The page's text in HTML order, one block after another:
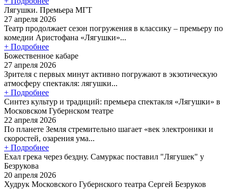
Лягушки. Премьера МГТ
27 апреля 2026
Театр продолжает сезон погружения в классику – премьеру по
комедии Аристофана «Лягушки»...
+ Подробнее
Божественное кабаре
27 апреля 2026
Зрителя с первых минут активно погружают в экзотическую
атмосферу спектакля: лягушки...
+ Подробнее
Синтез культур и традиций: премьера спектакля «Лягушки» в
Московском Губернском театре
22 апреля 2026
По планете Земля стремительно шагает «век электроники и
скоростей, озарения ума...
+ Подробнее
Ехал грека через бездну. Самуркас поставил "Лягушек" у
Безрукова
20 апреля 2026
Худрук Московского Губернского театра Сергей Безруков